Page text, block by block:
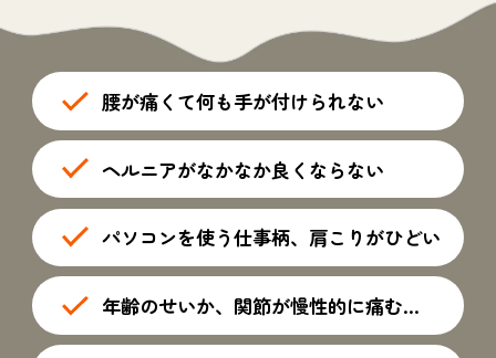
腰が痛くて何も手が付けられない
ヘルニアがなかなか良くならない
パソコンを使う仕事柄、肩こりがひどい
年齢のせいか、関節が慢性的に痛む...